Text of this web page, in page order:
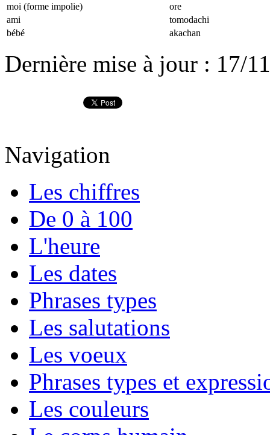
moi (forme impolie)
ore
ami
tomodachi
bébé
akachan
Dernière mise à jour : 17/
Navigation
Les chiffres
De 0 à 100
L'heure
Les dates
Phrases types
Les salutations
Les voeux
Phrases types et
Les couleurs